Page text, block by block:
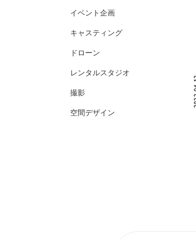
イベント企画
キャスティング
ドローン
レンタルスタジオ
撮影
空間デザイン